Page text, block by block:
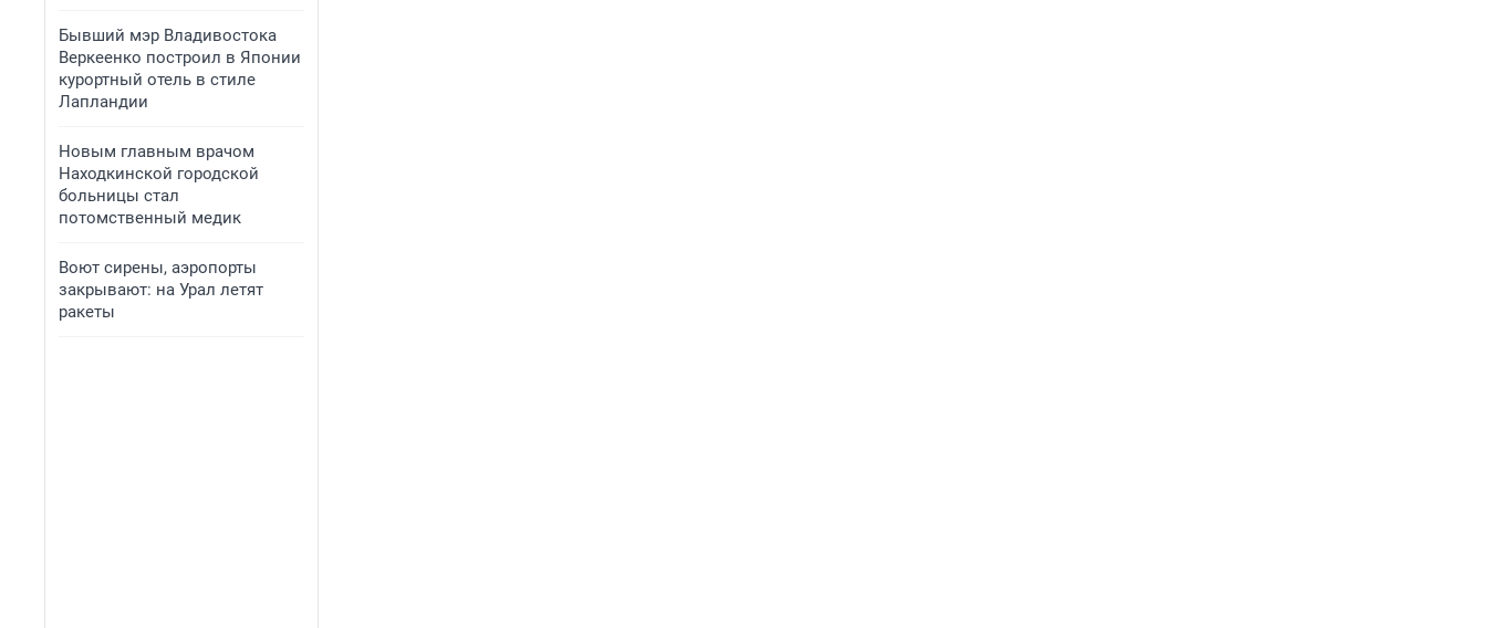
Бывший мэр Владивостока
Веркеенко построил в Японии
курортный отель в стиле
Лапландии
Новым главным врачом
Находкинской городской
больницы стал
потомственный медик
Воют сирены, аэропорты
закрывают: на Урал летят
ракеты